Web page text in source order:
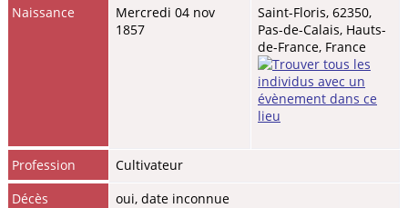
Naissance
Mercredi 04 nov
1857
Saint-Floris, 62350,
Pas-de-Calais, Hauts-
de-France, France
Profession
Cultivateur
Décès
oui, date inconnue